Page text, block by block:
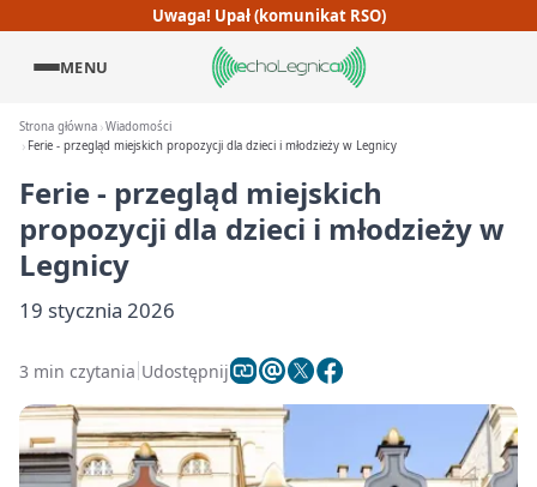
Uwaga! Upał (komunikat RSO)
MENU
Strona główna Wiadomości
Ferie - przegląd miejskich propozycji dla dzieci i młodzieży w Legnicy
Ferie - przegląd miejskich
propozycji dla dzieci i młodzieży w
Legnicy
19 stycznia 2026
3 min czytania Udostępnij